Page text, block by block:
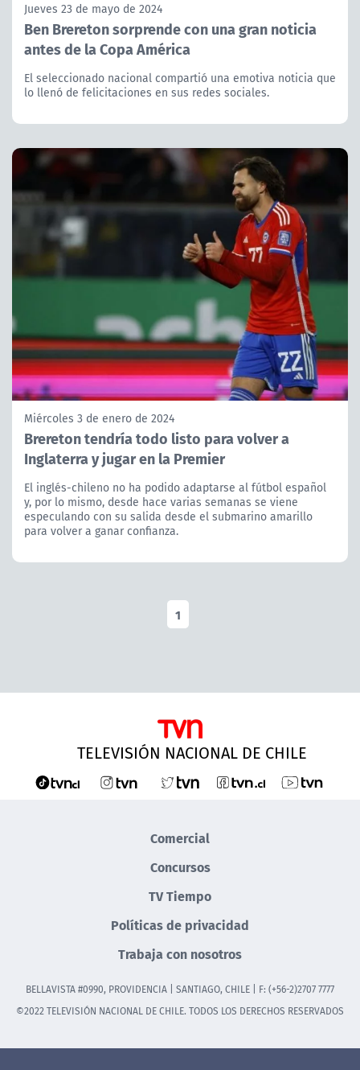
Jueves 23 de mayo de 2024
Ben Brereton sorprende con una gran noticia
antes de la Copa América
El seleccionado nacional compartió una emotiva noticia que
lo llenó de felicitaciones en sus redes sociales.
Miércoles 3 de enero de 2024
Brereton tendría todo listo para volver a
Inglaterra y jugar en la Premier
El inglés-chileno no ha podido adaptarse al fútbol español
y, por lo mismo, desde hace varias semanas se viene
especulando con su salida desde el submarino amarillo
para volver a ganar confianza.
1
TELEVISIÓN NACIONAL DE CHILE
Comercial
Concursos
TV Tiempo
Políticas de privacidad
Trabaja con nosotros
BELLAVISTA #0990, PROVIDENCIA | SANTIAGO, CHILE | F: (+56-2)2707 7777
©2022 TELEVISIÓN NACIONAL DE CHILE. TODOS LOS DERECHOS RESERVADOS